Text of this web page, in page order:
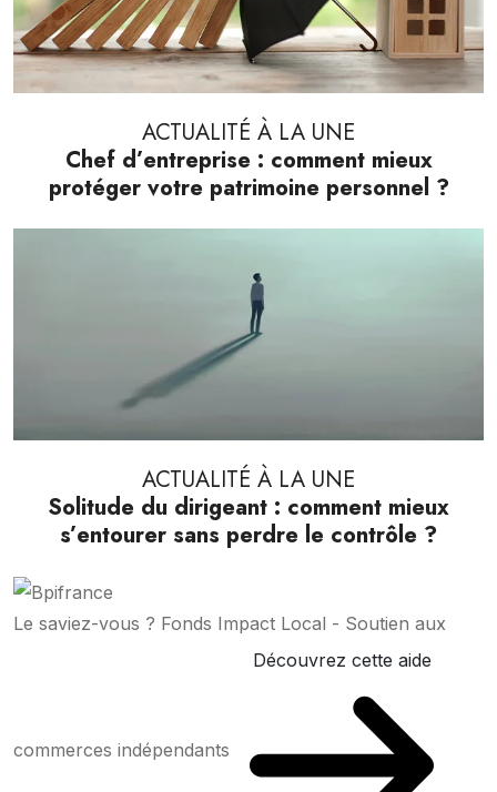
ACTUALITÉ À LA UNE
Chef d’entreprise : comment mieux
protéger votre patrimoine personnel ?
ACTUALITÉ À LA UNE
Solitude du dirigeant : comment mieux
s’entourer sans perdre le contrôle ?
Le saviez-vous ? Fonds Impact Local - Soutien aux
commerces indépendants
Découvrez cette aide